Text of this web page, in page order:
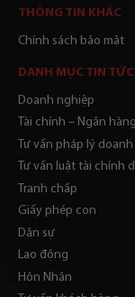
THÔNG TIN KHÁC
Chính sách bảo mật
DANH MỤC TIN TỨC
Doanh nghiệp
Tài chính – Ngân hàng
Tư vấn pháp lý
Tư vấn luật tài chính
Tranh chấp
Giấy phép con
Dân sự
Lao động
Hôn Nhân